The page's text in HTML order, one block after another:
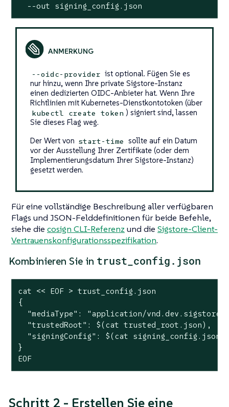
  --out signing_config.json
--oidc-provider ist optional. Fügen Sie es
nur hinzu, wenn Ihre private Sigstore-Instanz
einen dedizierten OIDC-Anbieter hat. Wenn Ihre
Richtlinien mit Kubernetes-Dienstkontotoken (über
kubectl create token ) signiert sind, lassen
Sie dieses Flag weg.
Der Wert von start-time sollte auf ein Datum
vor der Ausstellung Ihrer Zertifikate (oder dem
Implementierungsdatum Ihrer Sigstore-Instanz)
gesetzt werden.
Für eine vollständige Beschreibung aller verfügbaren
Flags und JSON-Felddefinitionen für beide Befehle,
siehe die cosign CLI-Referenz und die Sigstore-Client-
Vertrauenskonfigurationsspezifikation.
Kombinieren Sie in trust_config.json
cat << EOF > trust_config.json
{
"mediaType": "application/
  "trustedRoot": $(cat trusted_root.json),
  "signingConfig": $(cat signing_config.json)
}
EOF
Schritt 2 - Erstellen Sie eine